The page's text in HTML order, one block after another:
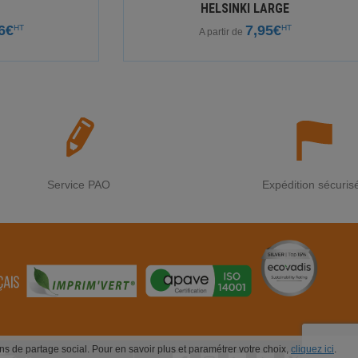
HT
HELSINKI LARGE
A partir de 7,95€HT
de partage social. Pour en savoir plus et paramétrer votre choix, cliquez ici.
Service PAO Expédition